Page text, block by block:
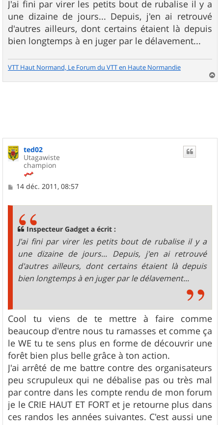
s
s
a
g
e
J'ai fini par virer les petits bout de rubalise il y a
une dizaine de jours... Depuis, j'en ai retrouvé
d'autres ailleurs, dont certains étaient là depuis
bien longtemps à en juger par le délavement...
VTT Haut Normand, Le Forum du VTT en Haute Normandie
a
ted02
Utagawiste
champion
M14 déc. 2011, 08:57
Inspecteur Gadget a écrit :
J'ai fini par virer les petits bout de rubalise il y a
une dizaine de jours... Depuis, j'en ai retrouvé
d'autres ailleurs, dont certains étaient là depuis
bien longtemps à en juger par le délavement...
Cool tu viens de te mettre à faire comme
beaucoup d'entre nous tu ramasses et comme ça
le WE tu te sens plus en forme de découvrir une
forêt bien plus belle grâce à ton action.
J'ai arrêté de me battre contre des organisateurs
peu scrupuleux qui ne débalise pas ou très mal
par contre dans les compte rendu de mon forum
je le CRIE HAUT ET FORT et je retourne plus dans
ces randos les années suivantes. C'est aussi une